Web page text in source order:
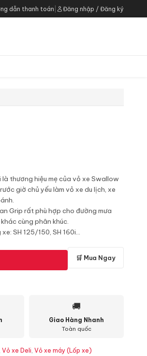
dẫn thanh toán Đăng nhập / Đăng ký
thương hiệu mẹ của vỏ xe Swallow
giờ chủ yếu làm vỏ xe du lịch, xe
Grip rất phù hợp cho đường mưa
cùng phân khúc.
SH 125/150, SH 160i...
🛒 Mua Ngay
🚚
Giao Hàng Nhanh
Toàn quốc
Vỏ xe Deli, Vỏ xe máy (Lốp xe)